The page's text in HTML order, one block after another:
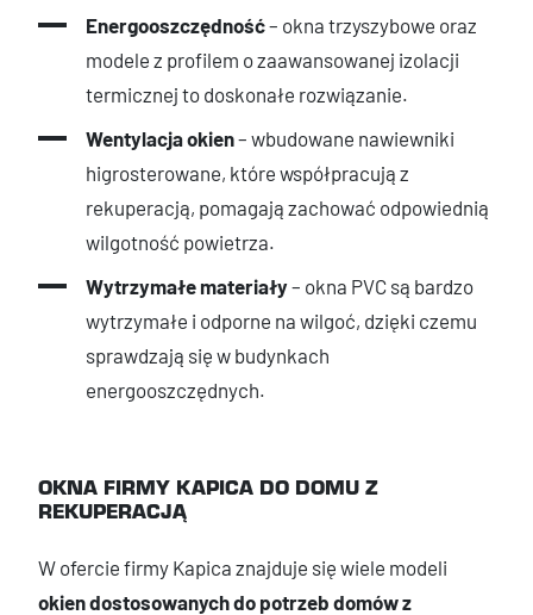
Energooszczędność– okna trzyszybowe oraz
modele z profilem o zaawansowanej izolacji
termicznej to doskonałe rozwiązanie.
Wentylacja okien– wbudowane nawiewniki
higrosterowane, które współpracują z
rekuperacją, pomagają zachować odpowiednią
wilgotność powietrza.
Wytrzymałe materiały– okna PVC są bardzo
wytrzymałe i odporne na wilgoć, dzięki czemu
sprawdzają się w budynkach
energooszczędnych.
OKNA FIRMY KAPICA DO DOMU Z
REKUPERACJĄ
W ofercie firmy Kapica znajduje się wiele modeli
okien dostosowanych do potrzeb domów z